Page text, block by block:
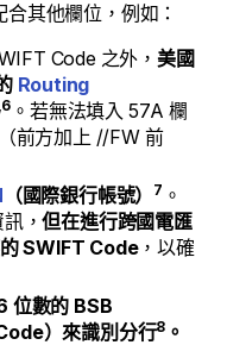
其他欄位，例如：
Code 之外， 美國
Routing
。若無法填入 57A 欄
前方加上 //FW 前
（國際銀行帳號） 7 。
，但在進行跨國電匯
SWIFT Code，以確
位數的 BSB
）來識別分行8 。